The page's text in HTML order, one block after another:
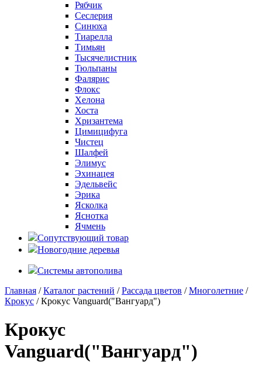
Рябчик
Сеслерия
Синюха
Тиарелла
Тимьян
Тысячелистник
Тюльпаны
Фалярис
Флокс
Хелона
Хоста
Хризантема
Цимицифуга
Чистец
Шалфей
Элимус
Эхинацея
Эдельвейс
Эрика
Ясколка
Яснотка
Ячмень
Сопутствующий товар
Новогодние деревья
Системы автополива
Главная /Каталог растений /Рассада цветов /Многолетние /
Крокус / Крокус Vanguard("Вангуард")
Крокус
Vanguard("Вангуард")